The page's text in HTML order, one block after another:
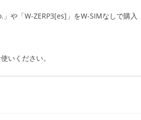
や「W-ZERP3[es]」をW-SIMなしで購入
いください。